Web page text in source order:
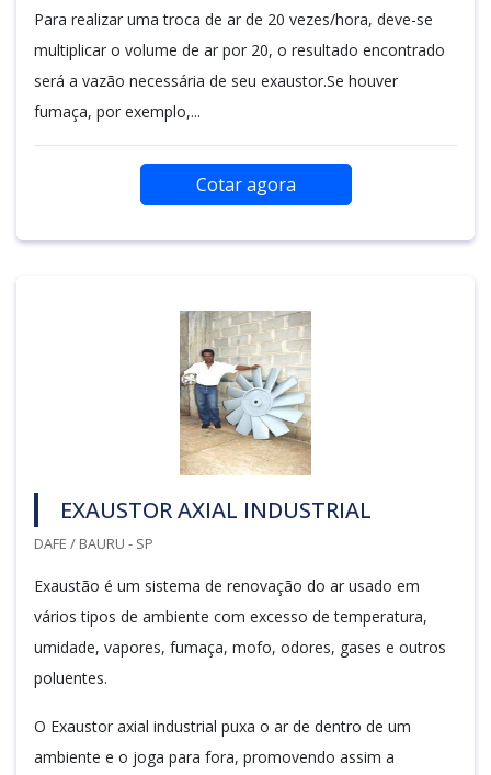
Para realizar uma troca de ar de 20 vezes/hora, deve-se
multiplicar o volume de ar por 20, o resultado encontrado
será a vazão necessária de seu exaustor.Se houver
fumaça, por exemplo,...
Cotar agora
EXAUSTOR AXIAL INDUSTRIAL
DAFE / BAURU - SP
Exaustão é um sistema de renovação do ar usado em
vários tipos de ambiente com excesso de temperatura,
umidade, vapores, fumaça, mofo, odores, gases e outros
poluentes.
O Exaustor axial industrial puxa o ar de dentro de um
ambiente e o joga para fora, promovendo assim a